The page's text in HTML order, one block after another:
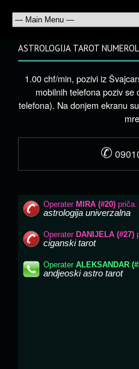
ASTROLOGIJA TAROT
1.00 chf/min, pozivi iz
mobilnih telefona poziv
telefona). Na donjem ekranu
✆